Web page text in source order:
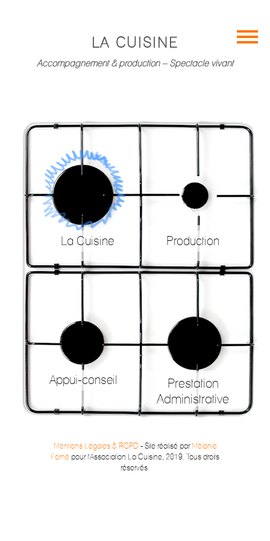
conseil
Prestation
administrative
Contact
LA CUISINE
Accompagnement & production – Spectacle vivant
La Cuisine Production
Appui-conseil
Prestation
Administrative
Mentions Légales & RGPD- Site réalisé parMélanie
Fornépour l'Association La Cuisine, 2019. Tous droits
réservés.